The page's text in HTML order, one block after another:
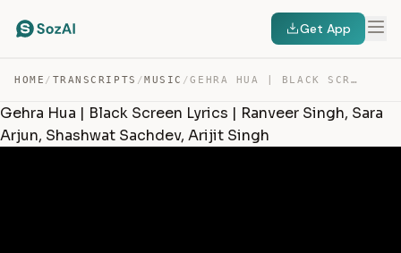
Get App
HOME / TRANSCRIPTS /MUSIC / GEHRA HUA | BLACK SCREEN LYRICS | RANVEER SINGH, SARA A… — TRANSCRIPT
Gehra Hua | Black Screen Lyrics | Ranveer Singh, Sara
Arjun, Shashwat Sachdev, Arijit Singh